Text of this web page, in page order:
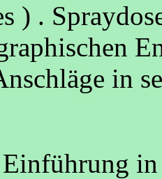
) .
in